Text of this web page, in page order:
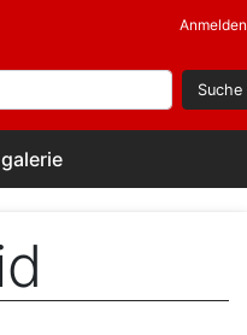
Anmelden